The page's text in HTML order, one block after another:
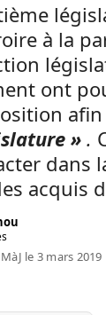
à la
ont
» .
dans
acquis
MàJ le 3 mars 2019